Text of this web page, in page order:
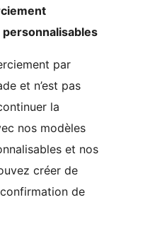
par
et n’est pas
la
nos modèles
et nos
créer de
de